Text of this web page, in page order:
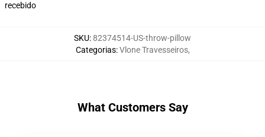
recebido
SKU:82374514-US-throw-pillow
Categorias:Vlone Travesseiros,
What Customers Say